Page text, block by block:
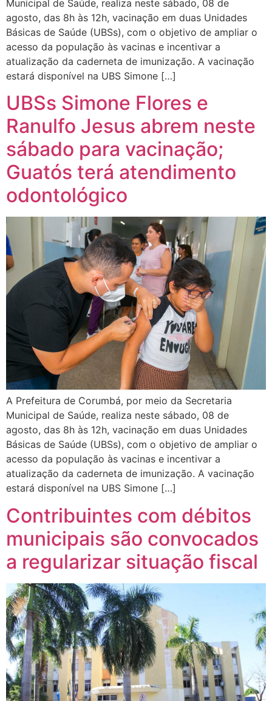
Municipal de Saúde, realiza neste sábado, 08 de
agosto, das 8h às 12h, vacinação em duas Unidades
Básicas de Saúde (UBSs), com o objetivo de ampliar o
acesso da população às vacinas e incentivar a
atualização da caderneta de imunização. A vacinação
estará disponível na UBS Simone […]
UBSs Simone Flores e
Ranulfo Jesus abrem neste
sábado para vacinação;
Guatós terá atendimento
odontológico
A Prefeitura de Corumbá, por meio da Secretaria
Municipal de Saúde, realiza neste sábado, 08 de
agosto, das 8h às 12h, vacinação em duas Unidades
Básicas de Saúde (UBSs), com o objetivo de ampliar o
acesso da população às vacinas e incentivar a
atualização da caderneta de imunização. A vacinação
estará disponível na UBS Simone […]
Contribuintes com débitos
municipais são convocados
a regularizar situação fiscal